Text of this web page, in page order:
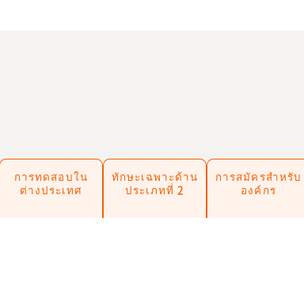
การทดสอบใน
ต่างประเทศ
ทักษะเฉพาะด้าน
ประเภทที่ 2
การสมัครสำหรับ
องค์กร